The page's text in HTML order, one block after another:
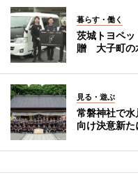
暮らす・働く
茨城トヨペ
贈 大子町の
見る・遊ぶ
常磐神社で
向け決意新た